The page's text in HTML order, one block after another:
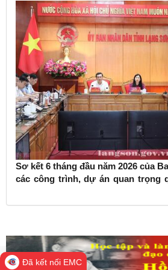
Sơ kết 6 tháng đầu năm 2026 của
các công trình, dự án quan trọng
Đã kết nối EMC